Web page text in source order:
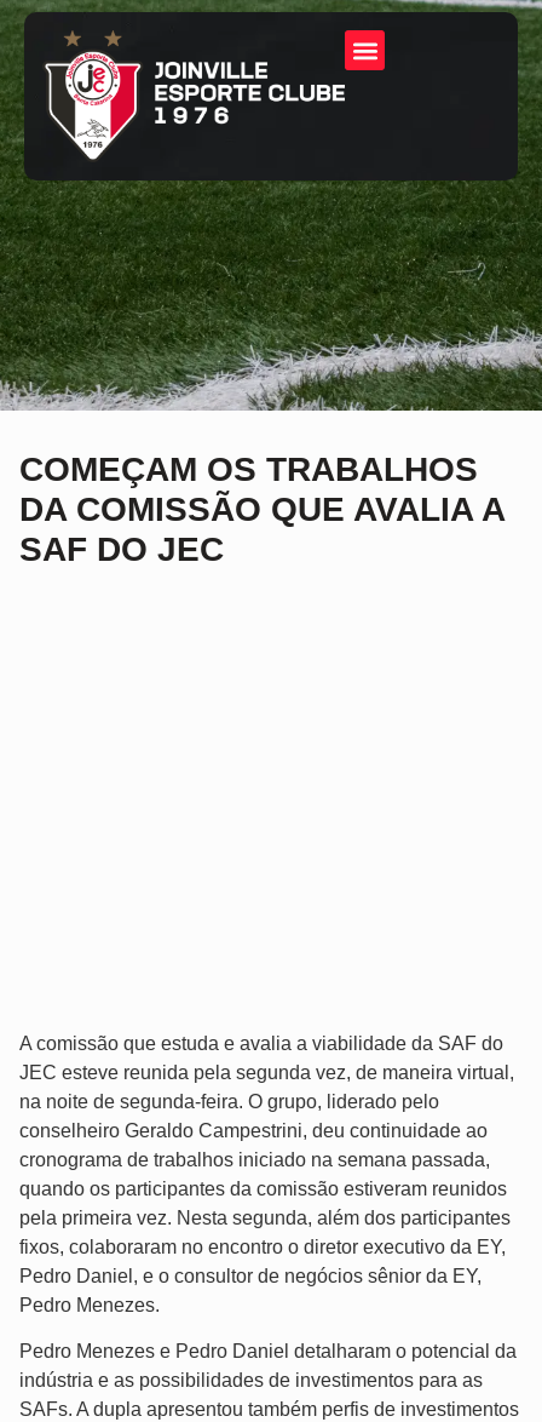
COMEÇAM OS TRABALHOS
DA COMISSÃO QUE AVALIA A
SAF DO JEC
A comissão que estuda e avalia a viabilidade da SAF do
JEC esteve reunida pela segunda vez, de maneira virtual,
na noite de segunda-feira. O grupo, liderado pelo
conselheiro Geraldo Campestrini, deu continuidade ao
cronograma de trabalhos iniciado na semana passada,
quando os participantes da comissão estiveram reunidos
pela primeira vez. Nesta segunda, além dos participantes
fixos, colaboraram no encontro o diretor executivo da EY,
Pedro Daniel, e o consultor de negócios sênior da EY,
Pedro Menezes.
Pedro Menezes e Pedro Daniel detalharam o potencial da
indústria e as possibilidades de investimentos para as
SAFs. A dupla apresentou também perfis de investimentos